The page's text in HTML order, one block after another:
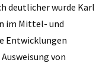
deutlicher wurde Karl
im Mittel- und
Entwicklungen
von